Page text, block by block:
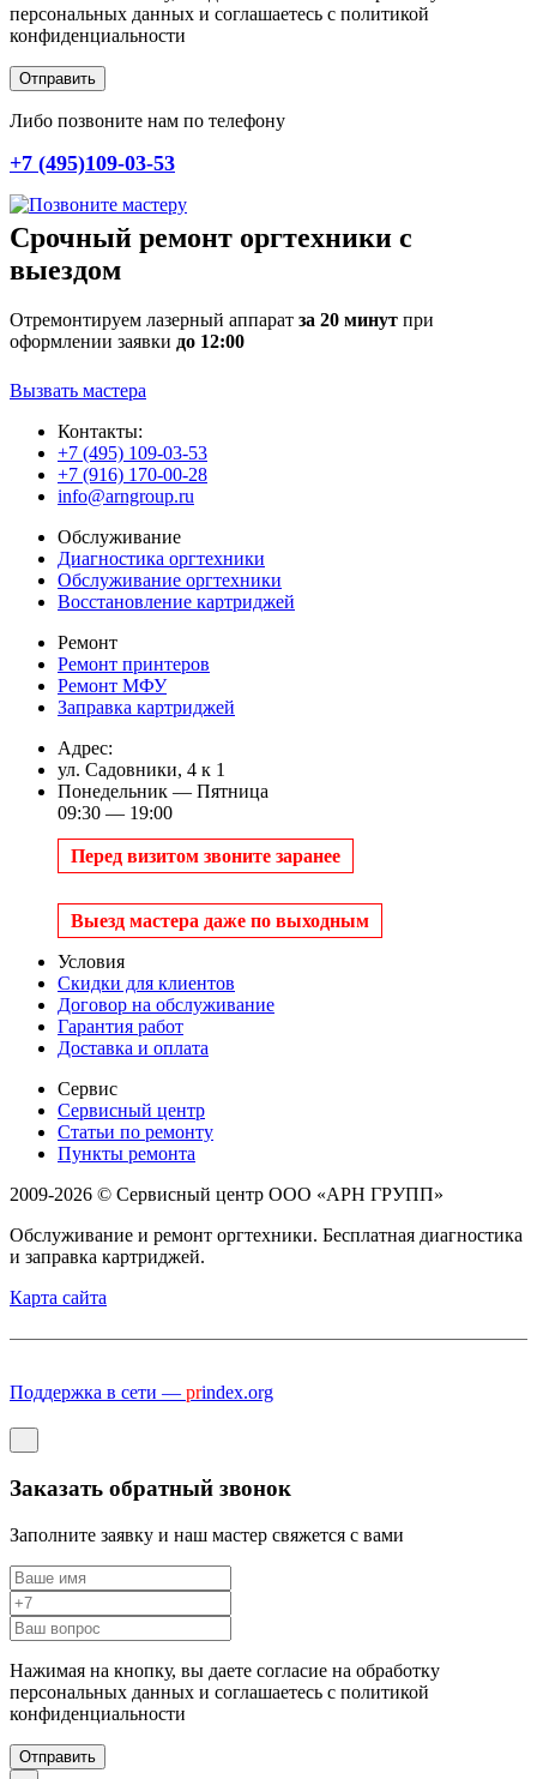
персональных данных и соглашаетесь c политикой
конфиденциальности
Отправить
Либо позвоните нам по телефону
+7 (495)109-03-53
Срочный ремонт оргтехники с
выездом
Отремонтируем лазерный аппарат за 20 минут при
оформлении заявки до 12:00
Вызвать мастера
Контакты:
+7 (495) 109-03-53
+7 (916) 170-00-28
info@arngroup.ru
Обслуживание
Диагностика оргтехники
Обслуживание оргтехники
Восстановление картриджей
Ремонт
Ремонт принтеров
Ремонт МФУ
Заправка картриджей
Адрес:
ул. Садовники, 4 к 1
Понедельник — Пятница
09:30 — 19:00
Перед визитом звоните заранее
Выезд мастера даже по выходным
Условия
Скидки для клиентов
Договор на обслуживание
Гарантия работ
Доставка и оплата
Сервис
Сервисный центр
Статьи по ремонту
Пункты ремонта
2009-2026 © Сервисный центр ООО «АРН ГРУПП»
Обслуживание и ремонт оргтехники. Бесплатная диагностика
и заправка картриджей.
Карта сайта
Поддержка в сети — prindex.org
Заказать обратный звонок
Заполните заявку и наш мастер свяжется с вами
Нажимая на кнопку, вы даете согласие на обработку
персональных данных и соглашаетесь c политикой
конфиденциальности
Отправить